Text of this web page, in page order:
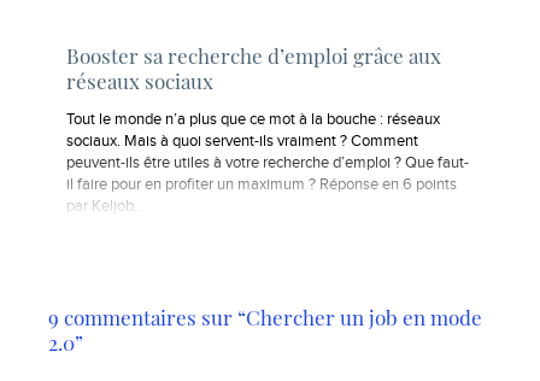
Booster sa recherche d’emploi grâce aux
réseaux sociaux
Tout le monde n’a plus que ce mot à la bouche : réseaux
sociaux. Mais à quoi servent-ils vraiment ? Comment
peuvent-ils être utiles à votre recherche d’emploi ? Que faut-
il faire pour en profiter un maximum ? Réponse en 6 points
par Keljob...
9 commentaires sur “Chercher un job en mode
2.0”